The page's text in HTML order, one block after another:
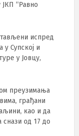
“Равно
испред
Супској и
у Јовцу,
преузимања
грађани
као и да
снази од 17 до